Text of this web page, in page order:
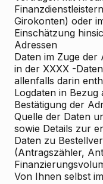
Girokonten) oder
Einschätzung
Adressen
Daten im Zuge
in der XXXX -
allenfalls darin
Logdaten in Bezug
Bestätigung der
Quelle der Daten
sowie Details zur
Daten zu
(Antragszähler,
Von Ihnen selbst